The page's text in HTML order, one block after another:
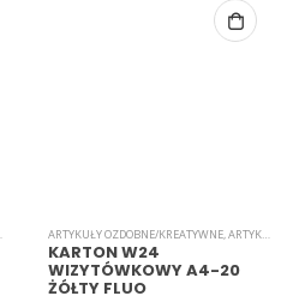
ARTYKUŁY OZDOBNE/KREATYWNE,ARTYKUŁY SZKOLNE I BIUROWE
KARTON W24
WIZYTÓWKOWY A4-20
ŻÓŁTY FLUO